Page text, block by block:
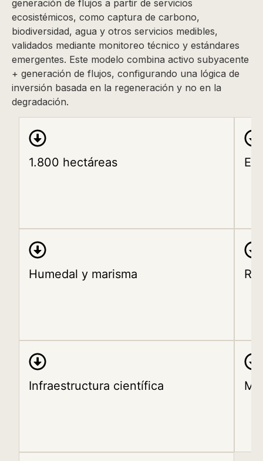
generación de flujos a partir de servicios
ecosistémicos, como captura de carbono,
biodiversidad, agua y otros servicios medibles,
validados mediante monitoreo técnico y estándares
emergentes. Este modelo combina activo subyacente
+ generación de flujos, configurando una lógica de
inversión basada en la regeneración y no en la
degradación.
1.800 hectáreas
Humedal y marisma
Infraestructura científica